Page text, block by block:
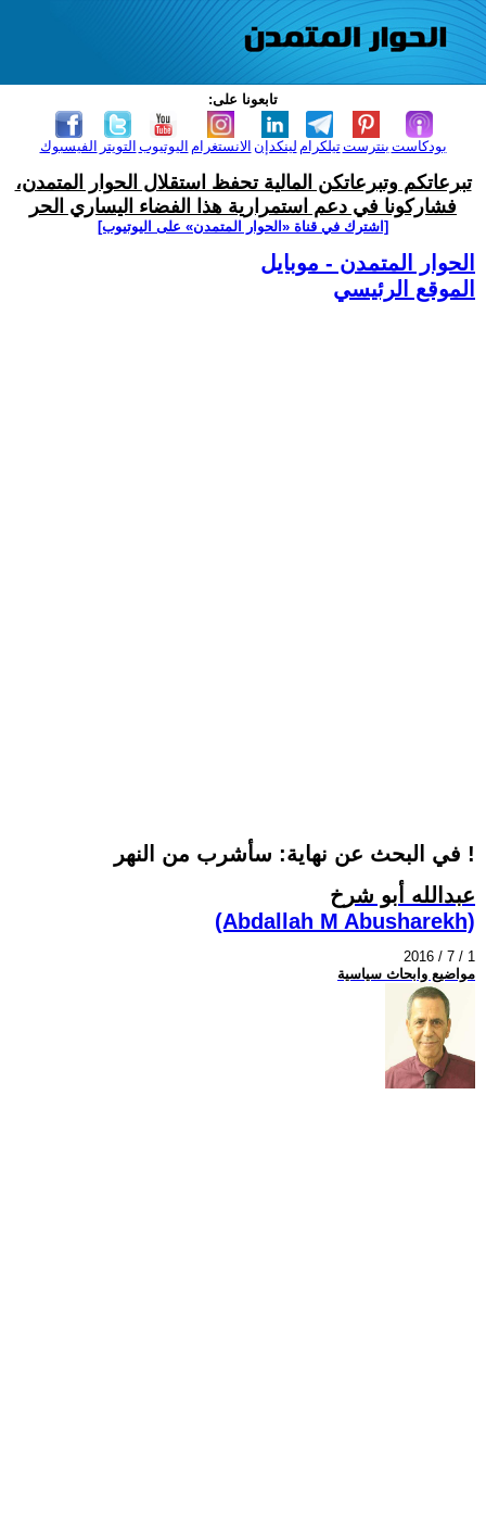
تابعونا على:
الفيسبوك التويتر اليوتيوب الانستغرام لينكدإن تيلكرامبنترست بودكاست
تبرعاتكم وتبرعاتكن المالية تحفظ استقلال الحوار المتمدن،
فشاركونا في دعم استمرارية هذا الفضاء اليساري الحر
[اشترك في قناة ‫«الحوار المتمدن» على اليوتيوب]
الحوار المتمدن - موبايل
الموقع الرئيسي
في البحث عن نهاية: سأشرب من النهر !
عبدالله أبو شرخ
(Abdallah M Abusharekh)
2016 / 7 / 1
مواضيع وابحاث سياسية